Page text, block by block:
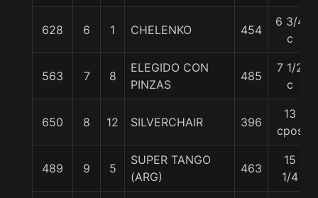
628 6 1 CHELENKO 454
6 3/4
c
563 7 8
ELEGIDO CON
PINZAS
485
7 1/2
c
650 8 12 SILVERCHAIR 396
13
cpos
489 9 5
SUPER TANGO
(ARG)
463
15
1/4